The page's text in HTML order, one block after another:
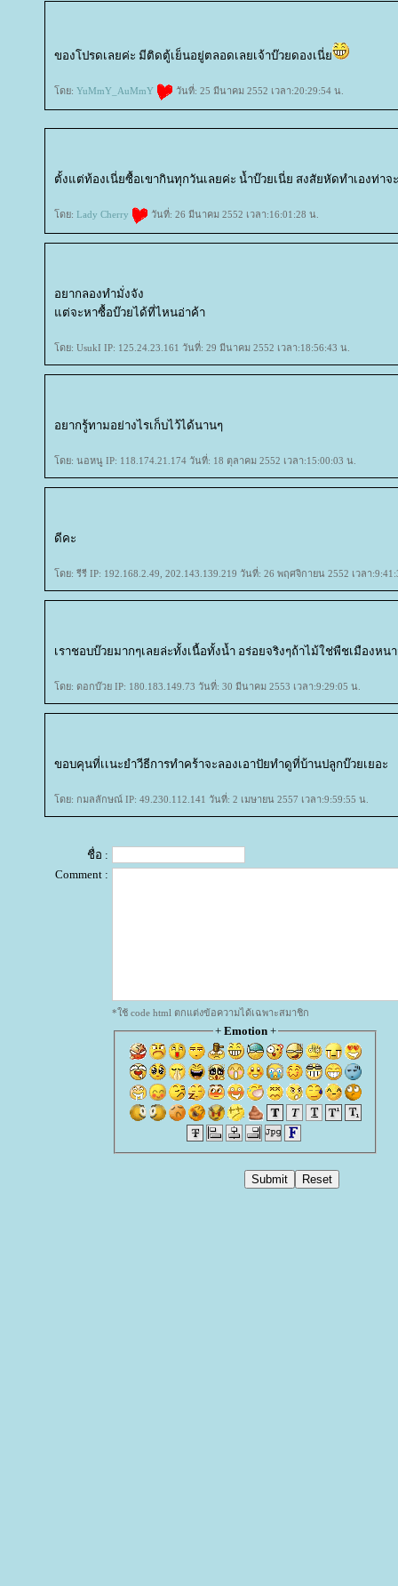
ของโปรดเลยค่ะ มีติดตู้เย็นอยู่ตลอดเลยเจ้าบ๊วยดองเนี่
ดย: YuMmY_AuMmY วันที่: 25 มีนาคม 2552 เวลา:20:29:54 น.
ตั้งแต่ท้องเนี่ยซื้อเขากินทุกวันเลยค่ะ น้ำบ๊วยเนี่ย สงสัยหัดทำเองท่าจ
ดย: Lady Cherry วันที่: 26 มีนาคม 2552 เวลา:16:01:28 น.
อยากลองทำมั่งจัง
ต่จะหาซื้อบ๊วยได้ที่ไหนอ่าค้า
ดย: UsukI IP: 125.24.23.161 วันที่: 29 มีนาคม 2552 เวลา:18:56:43 น.
อยากรู้ทามอย่างไรเก็บไว้ได้นานๆ
ดย: นอหนู IP: 118.174.21.174 วันที่: 18 ตุลาคม 2552 เวลา:15:00:03 น.
ดีคะ
ดย: รีรี IP: 192.168.2.49, 202.143.139.219 วันที่: 26 พฤศจิกายน 2552 เวลา
เราชอบบ๊วยมากๆเลยล่ะทั้งเนื้อทั้งน้ำ อร่อยจริงๆถ้าไม้ใช่พืชเมืองห
ดย: ดอกบ๊วย IP: 180.183.149.73 วันที่: 30 มีนาคม 2553 เวลา:9:29:05 น.
ขอบคุนที่เเนะยำวีธีการทำคร้าจะลองเอาปัยทำดูที่บ้านปลูกบ๊วยเยอะ
ดย: กมลลักษณ์ IP: 49.230.112.141 วันที่: 2 เมษายน 2557 เวลา:9:59:55 น.
ชื่อ :
Comment :
*ใช้ code html ตกแต่งข้อความได้เฉพาะสมาชิก
+ Emotion+